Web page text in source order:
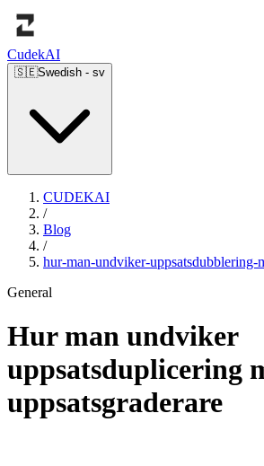
CudekAI
🇸🇪Swedish - sv
CUDEKAI
/
Blog
/
hur-man-undviker-uppsatsdubblering-
General
Hur man undviker
uppsatsduplicering
uppsatsgraderare